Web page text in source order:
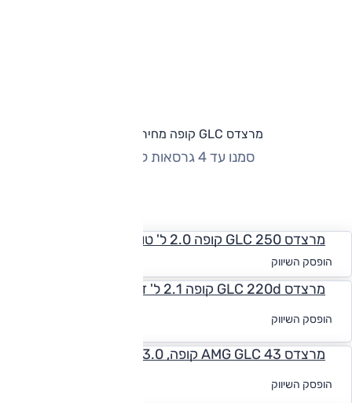
מרצדס GLC קופה מחירון וגרסאות
סמנו עד 4 גרסאות להשוואה
מרצדס 250 GLC קופה 2.0 ל' טורבו, אוט', 4x4
הופסק השיווק
מרצדס GLC 220d קופה 2.1 ל' דיזל, אוט', 4x4
הופסק השיווק
מרצדס AMG GLC 43 קופה, 3.0 ל' טורבו, 4MATIC, V6
הופסק השיווק